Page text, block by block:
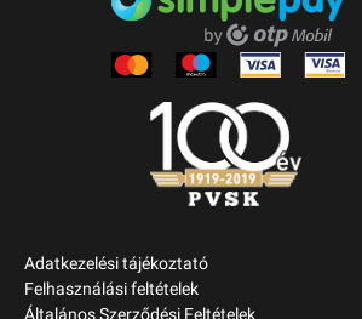
Adatkezelési tájékoztató
Felhasználási feltételek
Általános Szerződési Feltételek